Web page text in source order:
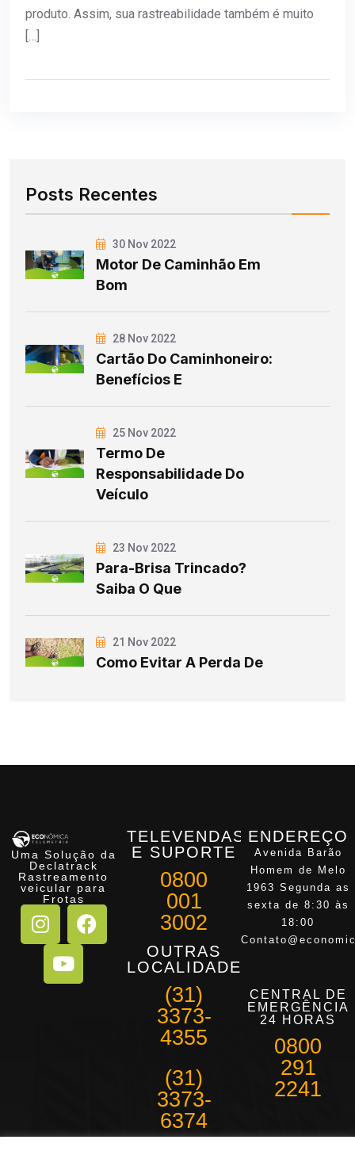
produto. Assim, sua rastreabilidade também é muito
[…]
Posts Recentes
30 Nov 2022
Motor De Caminhão Em
Bom
28 Nov 2022
Cartão Do Caminhoneiro:
Benefícios E
25 Nov 2022
Termo De
Responsabilidade Do
Veículo
23 Nov 2022
Para-Brisa Trincado?
Saiba O Que
21 Nov 2022
Como Evitar A Perda De
Uma Solução da
Declatrack
Rastreamento
veicular para
Frotas
TELEVENDAS
E SUPORTE
0800
001
3002
OUTRAS
LOCALIDADES
(31)
3373-
4355
(31)
3373-
6374
ENDEREÇO
Avenida Barão
Homem de Melo
1963 Segunda as
sexta de 8:30 às
18:00
CENTRAL DE
EMERGÊNCIA
24 HORAS
0800
291
2241